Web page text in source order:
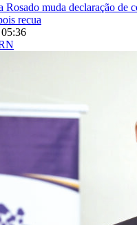
Rosado muda declaração de
recua
05:36